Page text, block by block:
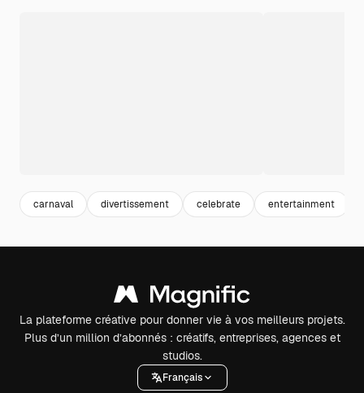
carnaval divertissement celebrate entertainment
La plateforme créative pour donner vie à vos meilleurs projets.
Plus d’un million d’abonnés : créatifs, entreprises, agences et
studios.
Français